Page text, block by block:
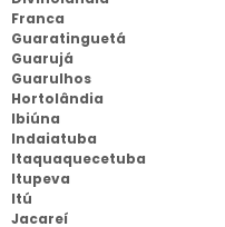
Franca
Guaratinguetá
Guarujá
Guarulhos
Hortolândia
Ibiúna
Indaiatuba
Itaquaquecetuba
Itupeva
Itú
Jacareí